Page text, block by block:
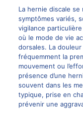
La hernie discale se
symptômes variés,
vigilance
où le mode de vie
dorsales. La
fréquemment la
mouvement ou
présence d’une
souvent dans les
typique, prise en
prévenir une